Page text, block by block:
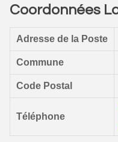
Coordonnées
Adresse de la Poste
Commune
Code Postal
Téléphone